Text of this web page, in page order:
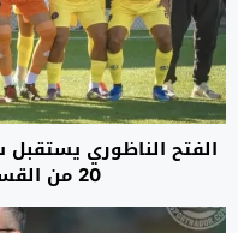
الفتح الناظوري
20 من القسم الوطني هواة